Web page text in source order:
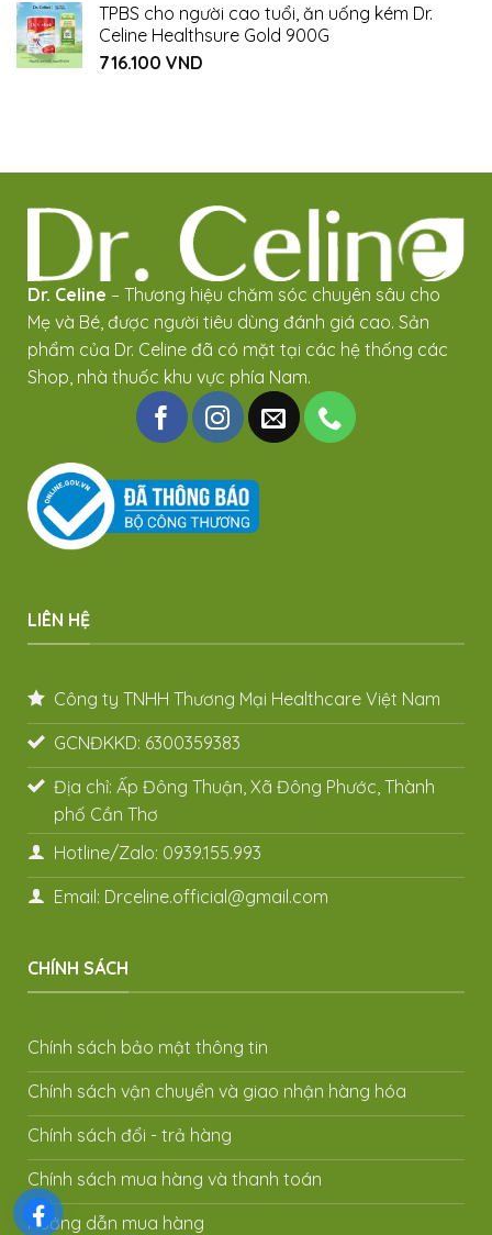
TPBS cho người cao tuổi, ăn uống kém Dr.
Celine Healthsure Gold 900G
716.100 VND
Dr. Celine – Thương hiệu chăm sóc chuyên sâu cho
Mẹ và Bé, được người tiêu dùng đánh giá cao. Sản
phẩm của Dr. Celine đã có mặt tại các hệ thống các
Shop, nhà thuốc khu vực phía Nam.
LIÊN HỆ
Công ty TNHH Thương Mại Healthcare Việt Nam
GCNĐKKD: 6300359383
Địa chỉ: Ấp Đông Thuận, Xã Đông Phước, Thành
phố Cần Thơ
Hotline/Zalo: 0939.155.993
Email: Drceline.official@gmail.com
CHÍNH SÁCH
Chính sách bảo mật thông tin
Chính sách vận chuyển và giao nhận hàng hóa
Chính sách đổi - trả hàng
Chính sách mua hàng và thanh toán
Hướng dẫn mua hàng